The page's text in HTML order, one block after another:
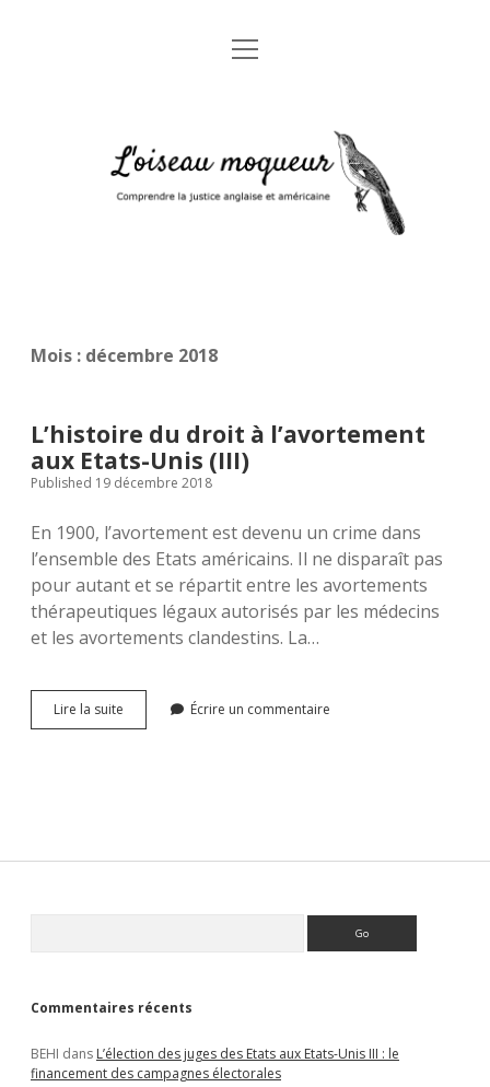
Accueil
Mentions légales
Glossaire juridique anglais-français
open
moqueur
Mois : décembre 2018
L’histoire du droit à l’avortement
aux Etats-Unis (III)
Published 19 décembre 2018
En 1900, l’avortement est devenu un crime dans
l’ensemble des Etats américains. Il ne disparaît pas
pour autant et se répartit entre les avortements
thérapeutiques légaux autorisés par les médecins
et les avortements clandestins. La…
Lire la suite L’histoire
du
(III)
Écrire un commentaire
Commentaires récents
BEHI dans L’élection des juges des Etats aux Etats-Unis III : le
financement des campagnes électorales